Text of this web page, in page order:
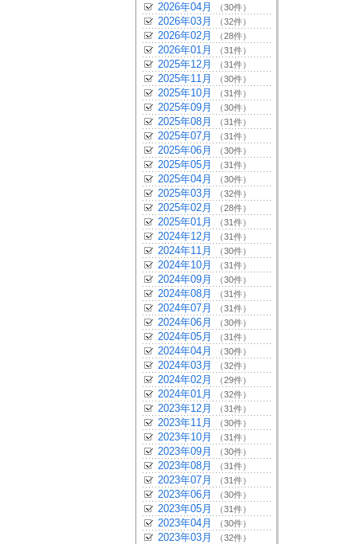
2026年04月 （30件）
2026年03月 （32件）
2026年02月 （28件）
2026年01月 （31件）
2025年12月 （31件）
2025年11月 （30件）
2025年10月 （31件）
2025年09月 （30件）
2025年08月 （31件）
2025年07月 （31件）
2025年06月 （30件）
2025年05月 （31件）
2025年04月 （30件）
2025年03月 （32件）
2025年02月 （28件）
2025年01月 （31件）
2024年12月 （31件）
2024年11月 （30件）
2024年10月 （31件）
2024年09月 （30件）
2024年08月 （31件）
2024年07月 （31件）
2024年06月 （30件）
2024年05月 （31件）
2024年04月 （30件）
2024年03月 （32件）
2024年02月 （29件）
2024年01月 （32件）
2023年12月 （31件）
2023年11月 （30件）
2023年10月 （31件）
2023年09月 （30件）
2023年08月 （31件）
2023年07月 （31件）
2023年06月 （30件）
2023年05月 （31件）
2023年04月 （30件）
2023年03月 （32件）